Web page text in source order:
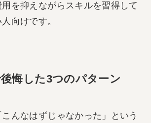
を抑えながらスキルを習得して
向けです。
悔した3つのパターン
んなはずじゃなかった」という